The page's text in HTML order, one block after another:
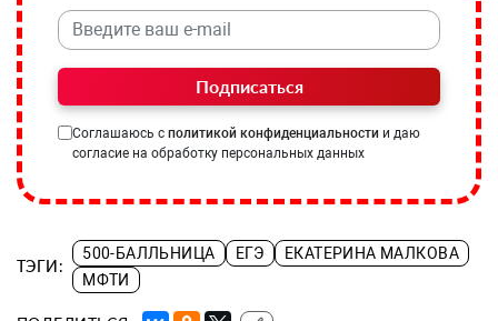
Подписаться
Соглашаюсь с политикой конфиденциальности и даю
согласие на обработку персональных данных
ТЭГИ:
500-БАЛЛЬНИЦА ЕГЭ
ЕКАТЕРИНА МАЛКОВА
МФТИ